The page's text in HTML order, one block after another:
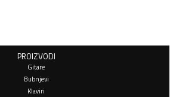
PROIZVODI
Gitare
Bubnjevi
Klaviri